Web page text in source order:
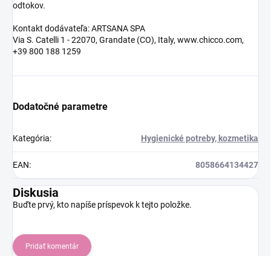
odtokov.
Kontakt dodávateľa: ARTSANA SPA
Via S. Catelli 1 - 22070, Grandate (CO), Italy, www.chicco.com,
+39 800 188 1259
Dodatočné parametre
Kategória: Hygienické potreby, kozmetika
EAN: 8058664134427
Diskusia
Buďte prvý, kto napíše príspevok k tejto položke.
Pridať komentár